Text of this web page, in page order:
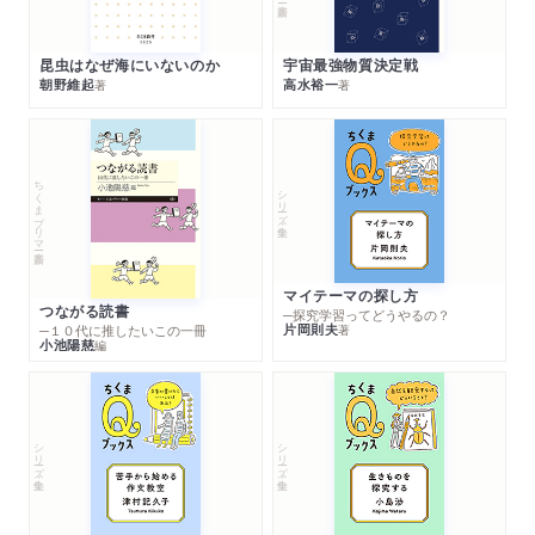
昆虫はなぜ海にいないのか
朝野維起著
宇宙最強物質決定戦
高水裕一著
ちくまプリマー新書
つながる読書
─１０代に推したいこの一冊
小池陽慈編
シリーズ・全集
マイテーマの探し方
─探究学習ってどうやるの？
片岡則夫著
シリーズ・全集 シリーズ・全集